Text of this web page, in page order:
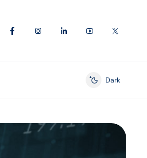
Enable dark
Dark